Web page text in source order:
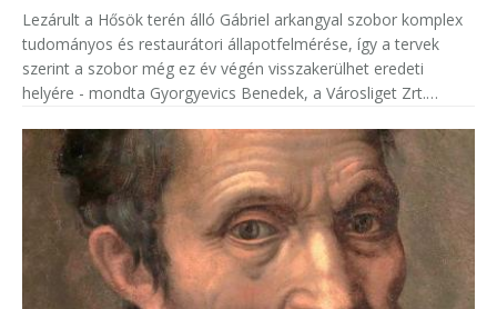
Lezárult a Hősök terén álló Gábriel arkangyal szobor komplex
tudományos és restaurátori állapotfelmérése, így a tervek
szerint a szobor még ez év végén visszakerülhet eredeti
helyére - mondta Gyorgyevics Benedek, a Városliget Zrt.